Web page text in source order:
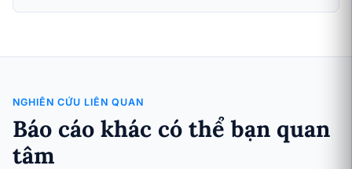
NGHIÊN CỨU LIÊN QUAN
Báo cáo khác có thể bạn quan
tâm